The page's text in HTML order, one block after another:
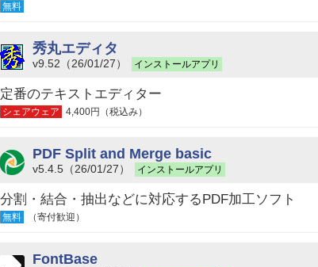
無料
秀丸エディタ
v9.52（26/01/27） インストールアプリ
定番のテキストエディター
シェアウェア 4,400円（税込み）
PDF Split and Merge basic
v5.4.5（26/01/27） インストールアプリ
分割・結合・抽出などに対応するPDF加工ソフト
無料 （寄付歓迎）
FontBase